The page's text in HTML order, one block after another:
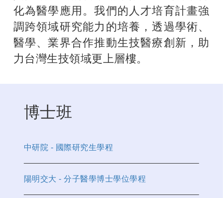
化為醫學應用。我們的人才培育計畫強
調跨領域研究能力的培養，透過學術、
醫學、業界合作推動生技醫療創新，助
力台灣生技領域更上層樓。
博士班
中研院 - 國際研究生學程
陽明交大 - 分子醫學博士學位學程